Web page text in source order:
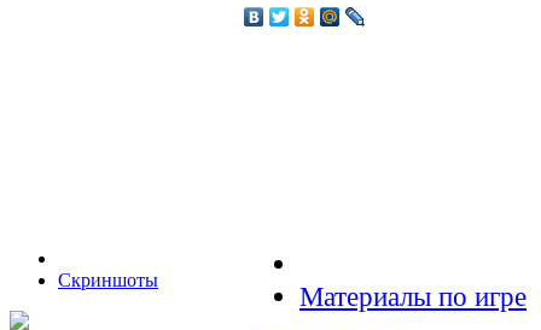
Скриншоты
Материалы по игре